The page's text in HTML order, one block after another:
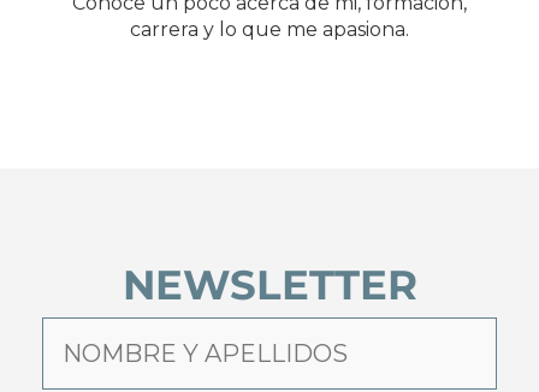
carrera y lo que me apasiona.
NEWSLETTER